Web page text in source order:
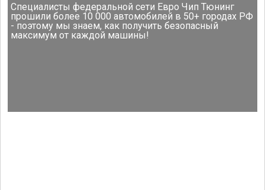
Специалисты федеральной сети Евро Чип Тюнинг
прошили более 10 000 автомобилей в 50+ городах РФ
- поэтому мы знаем, как получить безопасный
максимум от каждой машины!